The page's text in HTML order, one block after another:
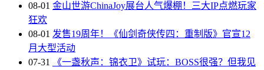
08-01 金山世游ChinaJoy展台人气爆棚！三大IP点燃玩家
狂欢
08-01 发售19周年！《仙剑奇侠传四：重制版》官宣12
月大型活动
07-31
《一盏秋声：锦衣卫》试玩：BOSS很强？但我见